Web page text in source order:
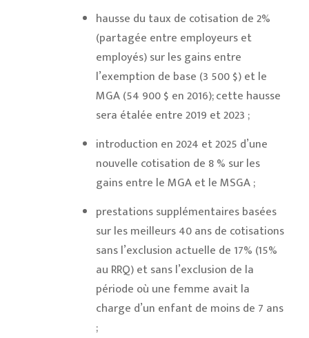
hausse du taux de cotisation de 2%
(partagée entre employeurs et
employés) sur les gains entre
l’exemption de base (3 500 $) et le
MGA (54 900 $ en 2016); cette hausse
sera étalée entre 2019 et 2023 ;
introduction en 2024 et 2025 d’une
nouvelle cotisation de 8 % sur les
gains entre le MGA et le MSGA ;
prestations supplémentaires basées
sur les meilleurs 40 ans de cotisations
sans l’exclusion actuelle de 17% (15%
au RRQ) et sans l’exclusion de la
période où une femme avait la
charge d’un enfant de moins de 7 ans
;